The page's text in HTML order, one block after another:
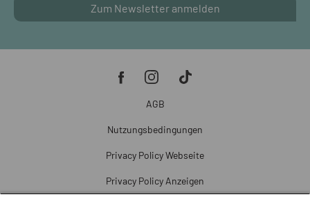
Zum Newsletter anmelden
AGB
Nutzungsbedingungen
Privacy Policy Webseite
Privacy Policy Anzeigen